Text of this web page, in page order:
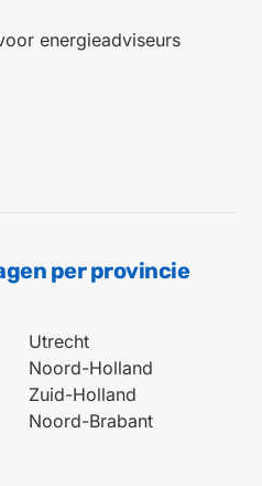
energieadviseurs
per provincie
Utrecht
Noord-Holland
Zuid-Holland
Noord-Brabant